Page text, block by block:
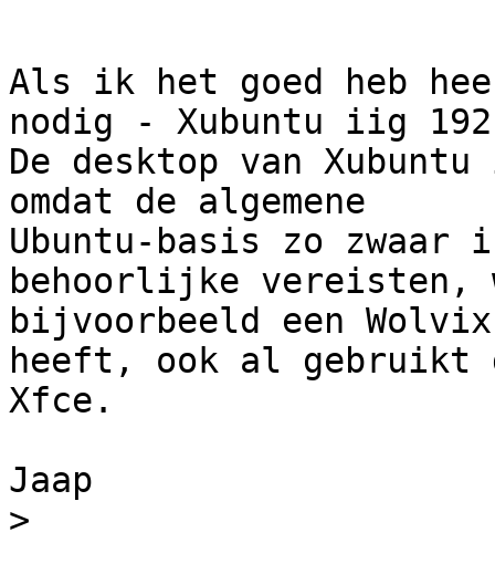
Als ik het goed heb
nodig - Xubuntu iig 192
De desktop van
omdat de algemene
Ubuntu-basis zo zwaar
behoorlijke vereisten,
bijvoorbeeld een
heeft, ook al gebruikt
Xfce.
Jaap
>